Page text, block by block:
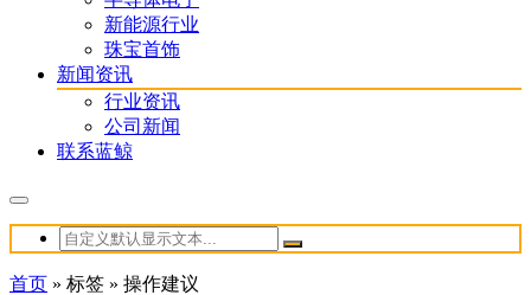
新能源行业
珠宝首饰
新闻资讯
行业资讯
公司新闻
联系蓝鲸
首页 » 标签 » 操作建议